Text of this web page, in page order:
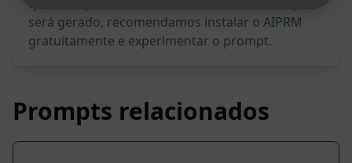
quanto à precisão. Para entender melhor o que
será gerado, recomendamos instalar o AIPRM
gratuitamente e experimentar o prompt.
Prompts relacionados